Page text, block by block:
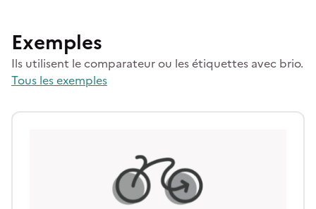
Exemples
Ils utilisent le comparateur ou les étiquettes avec brio.
Tous les exemples